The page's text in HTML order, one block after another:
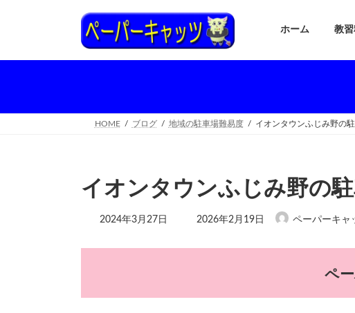
ホーム 教
HOME ブログ 地域の駐車場難易度 イオンタウンふじみ野の
イオンタウンふじみ野の
2024年3月27日
最
2026年2月19日 ペーパーキャ
ペ